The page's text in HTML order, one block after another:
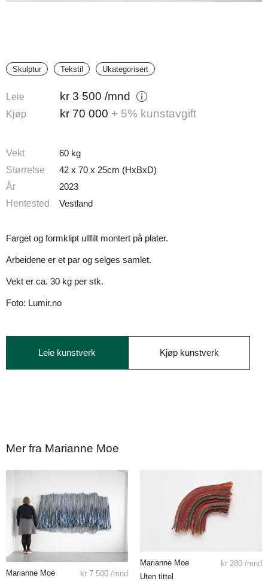
Skulptur Tekstil Ukategorisert
Leie kr 3 500 /mnd
Kjøp kr 70 000 + 5% kunstavgift
Vekt
60 kg
Størrelse
42 x 70 x 25cm (HxBxD)
År
2023
Hentested
Vestland
Farget og formklipt ullfilt montert på plater.
Arbeidene er et par og selges samlet.
Vekt er ca. 30 kg per stk.
Foto: Lumir.no
Leie kunstverk Kjøp kunstverk
Mer fra Marianne Moe
Marianne Moe
kr 7 500 /mnd
Marianne Moe
Uten tittel
kr 280 /mnd